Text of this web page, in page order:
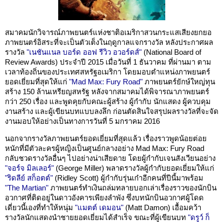
สมาคมนักวิจารณ์ภาพยนตร์แห่งชาติอเมริกาสวนกระแสเสียงยกยอ
ภาพยนตร์อิสระที่จะเป็นตัวเต็งในฤดูกาลแจกรางวัล หลังประกาศผล
รางวัล "เนชันแนล บอร์ด ออฟ รีวิว อวอร์ดส์" (National Board of
Review Awards) ประจำปี 2015 เมื่อวันที่ 1 ธันวาคม ที่ผ่านมา ตาม
เวลาท้องถิ่นของประเทศสหรัฐอเมริกา โดยมอบตำแหน่งภาพยนตร์
ยอดเยี่ยมที่สุดให้แก่ "Mad Max: Fury Road" ภาพยนตร์ยักษ์ใหญ่ทุน
สร้าง 150 ล้านเหรียญสหรัฐ หลังจากสมาคมได้พิจารณาภาพยนตร์
กว่า 250 เรื่อง และพูดคุยกับคณะผู้สร้าง ผู้กำกับ นักแสดง ผู้ควบคุม
งานสร้าง และผู้เขียนบทแบบลงลึก ก่อนตัดสินใจสรุปผลรางวัลที่จะจัด
งานมอบให้อย่างเป็นทางการวันที่ 5 มกราคม 2016
นอกจากรางวัลภาพยนตร์ยอดเยี่ยมที่สุดแล้ว เรื่องราวพูดน้อยต่อย
หนักที่มีตัวละครผู้หญิงเป็นศูนย์กลางอย่าง Mad Max: Fury Road
กลับชวดรางวัลอื่นๆ ไปอย่างน่าเสียดาย โดยผู้กำกับเจนสังเวียนอย่าง
"จอร์จ มิลเลอร์" (George Miller) พลาดรางวัลผู้กำกับยอดเยี่ยมให้แก่
"ริดลีย์ สก็อตต์" (Ridley Scott) ผู้กำกับรุ่นเก๋าอีกคนที่ปีนี้มาพร้อม
"The Martian" ภาพยนตร์ทำเงินถล่มทลายบอกเล่าเรื่องราวของนักบิน
อวกาศที่ติดอยู่ในดาวอังคารเพียงลำพัง ซึ่งบทนักบินอวกาศผู้โดด
เดี่ยวนี้เองที่ทำให้หนุ่ม "แมตต์ เดมอน" (Matt Damon) เอื้อมคว้า
รางวัลนักแสดงนำชายยอดเยี่ยมได้สำเร็จ ขณะที่ผู้เขียนบท "ดรูว์ ก็